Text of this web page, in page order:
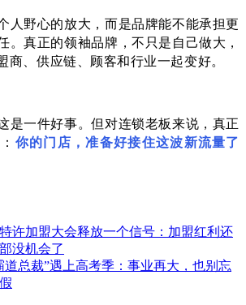
人野心的放大，而是品牌能不能承担更
。真正的领袖品牌，不只是自己做大，
商、供应链、顾客和行业一起变好。
是一件好事。但对连锁老板来说，真正
你的门店，准备好接住这波新流量了
特许加盟大会释放一个信号：加盟红利还
没机会了
道总裁”遇上高考季：事业再大，也别忘